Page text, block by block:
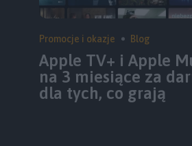
Promocje i okazje Blog
Apple TV+ i Apple
na 3 miesiące za
dla tych, co grają